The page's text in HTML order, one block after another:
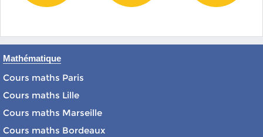
Mathématique
Cours maths Paris
Cours maths Lille
Cours maths Marseille
Cours maths Bordeaux